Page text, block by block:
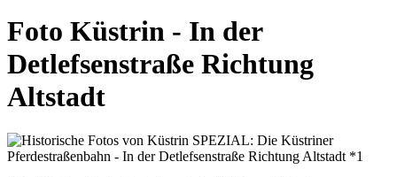
Foto Küstrin - In der
Detlefsenstraße Richtung
Altstadt